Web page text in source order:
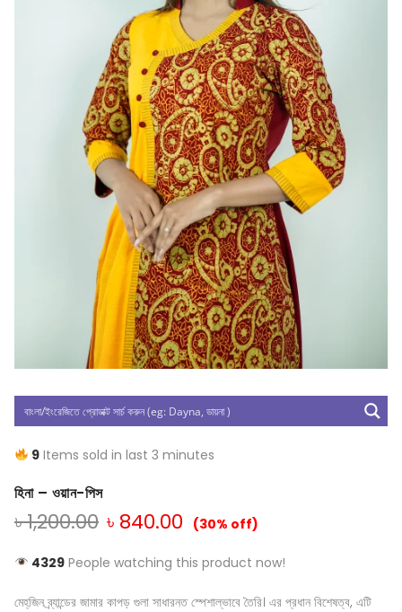
9Items sold in last 3 minutes
হিনা – ওয়ান-পিস
৳1,200.00 ৳ 840.00 (30% off)
4329People watching this product now!
মেহ্‌জিন ব্র্যান্ডের জামার কাপড় গুলা সাধারনত স্পেশাল্ভাবে তৈরি। এর প্রধান বিশেষত্ব, এটি